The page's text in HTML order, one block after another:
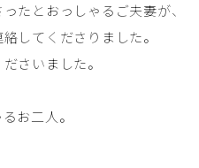
たとおっしゃるご夫妻が、
してくださりました。
さいました。
お二人。